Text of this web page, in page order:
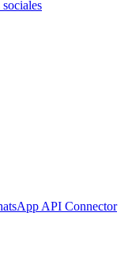
API Connector